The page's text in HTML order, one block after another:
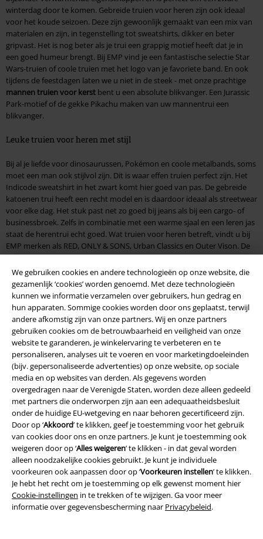
We gebruiken cookies en andere technologieën op onze website, die
gezamenlijk ‘cookies’ worden genoemd. Met deze technologieën
kunnen we informatie verzamelen over gebruikers, hun gedrag en
hun apparaten. Sommige cookies worden door ons geplaatst, terwijl
andere afkomstig zijn van onze partners. Wij en onze partners
gebruiken cookies om de betrouwbaarheid en veiligheid van onze
website te garanderen, je winkelervaring te verbeteren en te
personaliseren, analyses uit te voeren en voor marketingdoeleinden
(bijv. gepersonaliseerde advertenties) op onze website, op sociale
media en op websites van derden. Als gegevens worden
overgedragen naar de Verenigde Staten, worden deze alleen gedeeld
met partners die onderworpen zijn aan een adequaatheidsbesluit
onder de huidige EU-wetgeving en naar behoren gecertificeerd zijn.
Door op ‘Akkoord’ te klikken, geef je toestemming voor het gebruik
van cookies door ons en onze partners. Je kunt je toestemming ook
weigeren door op ‘Alles weigeren’ te klikken - in dat geval worden
alleen noodzakelijke cookies gebruikt. Je kunt je individuele
voorkeuren ook aanpassen door op ‘Voorkeuren instellen’ te klikken.
Je hebt het recht om je toestemming op elk gewenst moment hier
Cookie-instellingen in te trekken of te wijzigen. Ga voor meer
informatie over gegevensbescherming naar Privacybeleid.
winterdag door te komen. Gebreide truien voor heren zijn ook ideaal
voor het koude seizoen. Deze zijn gewoonlijk gemaakt van een mix van
materialen en zijn, in tegenstelling tot sweatshirts, dikker en beter
gripvast. Het is nog beter als je trui een grappig motief heeft dat je in
een goed humeur brengt. Bij EMP vind je een fantastische selectie Star
Wars-truien of coole truien met het logo van je favoriete band. En ook
tijdens de feestdagen laten we u niet in de steek - met onze prachtige
mannen truien voor kerst bent u een absolute blikvanger. Een Jurassic
Park-motief of de gekke Pikachu maken van uw mannentrui een
blikvanger.
Leuke truien voor heren met stijl
Bij al je liefde voor dinosaurussen, Pokémon en coole metalbands, soms
moet een man ook stijlvol zijn. Dit is waar effen truien perfect zijn. Het
Indicode sweatshirt in het zwart komt hier goed van pas. De gebreide
katoenen trui heeft een recht model en is daardoor ideaal als streetwear
voor elke dag. Het stuk past net zo goed bij jeans als bij een cargo- of
businessbroek. Zelfs in combinatie met een warme sjaal en een leren jas
staat de herentrui echt goed. Wat truien voor heren betreft, vindt u bij
EMP merken als RED, ONLY & SONS, Urban Classics en Outer Vison. De
laatste veroorzaakt opschudding met rotsachtige accenten en tribale
patronen.
Ingoedkope Truien voor heren met motieven van je idolen
Een concertbezoek van je favoriete band moet goed gevierd worden. De
beste manier om dat te doen is met een trui met het logo van je idolen.
DeAC/DC hoodievergezelt je zelfs in de diepste mosh pit en beschermt
je tegen weer en wind tijdens een openluchtconcert. Uw knuffeltrui voor
heren dient niet alleen als bekentenis, maar ook als praktische kleding
voor festivals en dergelijke. Ontdek nog meer comfortabele hoodies van
katoen en ervaar mode die leuk is.
Truien heren: Hoe dragen mannen best truien?
Of het nu gaat om gebreide kleding, sweaters of andere materialen,
heren truien zijn zeer veelzijdig en maken elke outfit compleet. Of je nu
op zoek bent naar goedkope heren truien met een band logo,
statement of sportieve motieven. EMP heeft de juiste modellen voor u.
Naast klassieke herentruien vindt u in de winkel ook herentruien met
gespen en veters. Mystieke prints met Viking- en Keltische motieven
geven uw dagelijkse look een opwindend tintje. Gothic truien gaan goed